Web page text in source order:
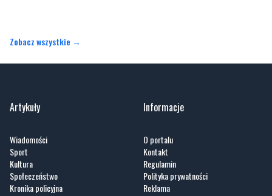
Zobacz wszystkie →
Artykuły
Wiadomości
Sport
Kultura
Społeczeństwo
Kronika policyjna
Informacje
O portalu
Kontakt
Regulamin
Polityka prywatności
Reklama